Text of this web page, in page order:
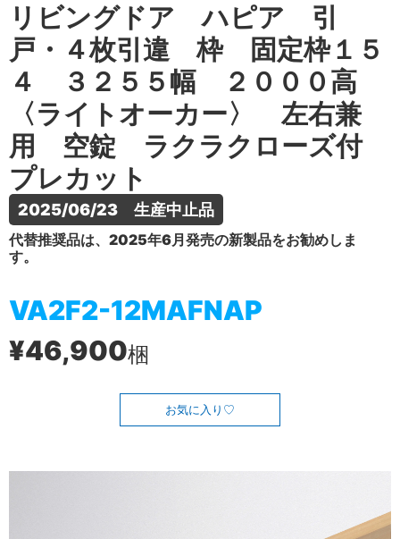
リビングドア ハピア 引
戸・４枚引違 枠 固定枠１５
４ ３２５５幅 ２０００高
〈ライトオーカー〉 左右兼
用 空錠 ラクラクローズ付
プレカット
2025/06/23　生産中止品
代替推奨品は、2025年6月発売の新製品をお勧めしま
す。
VA2F2-12MAFNAP
¥46,900梱
お気に入り